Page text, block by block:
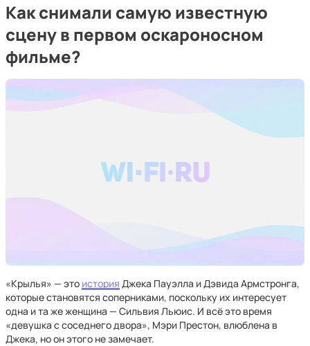
Как снимали самую известную
сцену в первом оскароносном
фильме?
«Крылья» — это история Джека Пауэлла и Дэвида Армстронга,
которые становятся соперниками, поскольку их интересует
одна и та же женщина — Сильвия Льюис. И всё это время
«девушка с соседнего двора», Мэри Престон, влюблена в
Джека, но он этого не замечает.